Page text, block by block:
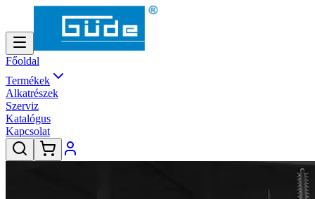
Főoldal
Termékek
Alkatrészek
Szerviz
Katalógus
Kapcsolat